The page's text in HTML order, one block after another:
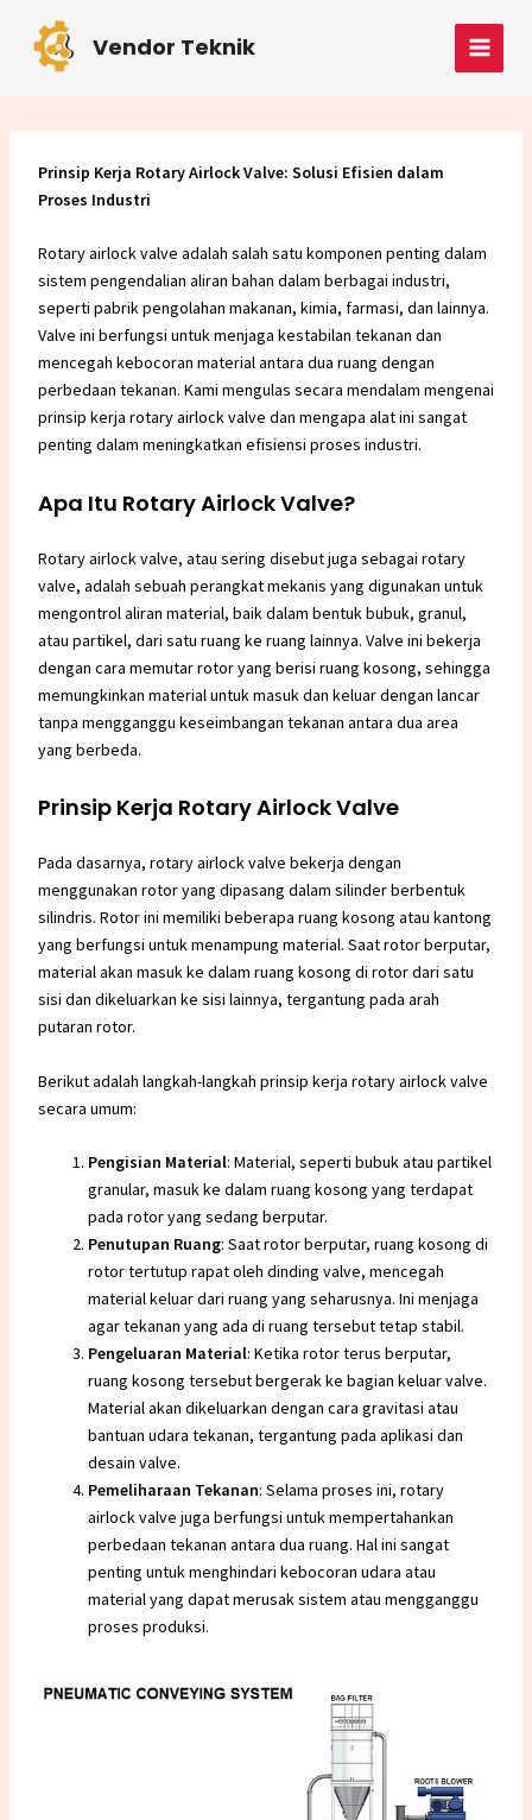
content
Vendor Teknik
MAIN
Prinsip Kerja Rotary Airlock Valve: Solusi Efisien dalam
Proses Industri
Rotary airlock valve adalah salah satu komponen penting dalam
sistem pengendalian aliran bahan dalam berbagai industri,
seperti pabrik pengolahan makanan, kimia, farmasi, dan lainnya.
Valve ini berfungsi untuk menjaga kestabilan tekanan dan
mencegah kebocoran material antara dua ruang dengan
perbedaan tekanan. Kami mengulas secara mendalam mengenai
prinsip kerja rotary airlock valve dan mengapa alat ini sangat
penting dalam meningkatkan efisiensi proses industri.
Apa Itu Rotary Airlock Valve?
Rotary airlock valve, atau sering disebut juga sebagai rotary
valve, adalah sebuah perangkat mekanis yang digunakan untuk
mengontrol aliran material, baik dalam bentuk bubuk, granul,
atau partikel, dari satu ruang ke ruang lainnya. Valve ini bekerja
dengan cara memutar rotor yang berisi ruang kosong, sehingga
memungkinkan material untuk masuk dan keluar dengan lancar
tanpa mengganggu keseimbangan tekanan antara dua area
yang berbeda.
Prinsip Kerja Rotary Airlock Valve
Pada dasarnya, rotary airlock valve bekerja dengan
menggunakan rotor yang dipasang dalam silinder berbentuk
silindris. Rotor ini memiliki beberapa ruang kosong atau kantong
yang berfungsi untuk menampung material. Saat rotor berputar,
material akan masuk ke dalam ruang kosong di rotor dari satu
sisi dan dikeluarkan ke sisi lainnya, tergantung pada arah
putaran rotor.
Berikut adalah langkah-langkah prinsip kerja rotary airlock valve
secara umum:
Pengisian Material: Material, seperti bubuk atau partikel
granular, masuk ke dalam ruang kosong yang terdapat
pada rotor yang sedang berputar.
Penutupan Ruang: Saat rotor berputar, ruang kosong di
rotor tertutup rapat oleh dinding valve, mencegah
material keluar dari ruang yang seharusnya. Ini menjaga
agar tekanan yang ada di ruang tersebut tetap stabil.
Pengeluaran Material: Ketika rotor terus berputar,
ruang kosong tersebut bergerak ke bagian keluar valve.
Material akan dikeluarkan dengan cara gravitasi atau
bantuan udara tekanan, tergantung pada aplikasi dan
desain valve.
Pemeliharaan Tekanan: Selama proses ini, rotary
airlock valve juga berfungsi untuk mempertahankan
perbedaan tekanan antara dua ruang. Hal ini sangat
penting untuk menghindari kebocoran udara atau
material yang dapat merusak sistem atau mengganggu
proses produksi.
navigation